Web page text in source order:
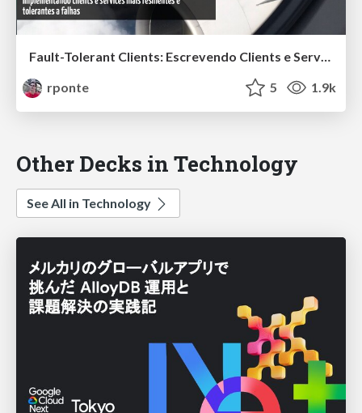
Fault-Tolerant Clients: Escrevendo Clients e Services Tolerantes a Falhas
rponte
5 1.9k
Other Decks in Technology
See All in Technology